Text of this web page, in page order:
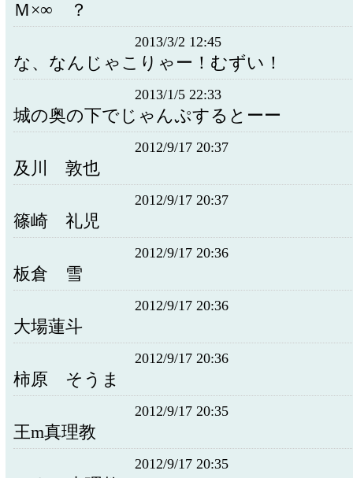
Ｍ×∞ ？
2013/3/2 12:45
な、なんじゃこりゃー！むずい！
2013/1/5 22:33
城の奥の下でじゃんぷするとーー
2012/9/17 20:37
及川 敦也
2012/9/17 20:37
篠崎 礼児
2012/9/17 20:36
板倉 雪
2012/9/17 20:36
大場蓮斗
2012/9/17 20:36
柿原 そうま
2012/9/17 20:35
王m真理教
2012/9/17 20:35